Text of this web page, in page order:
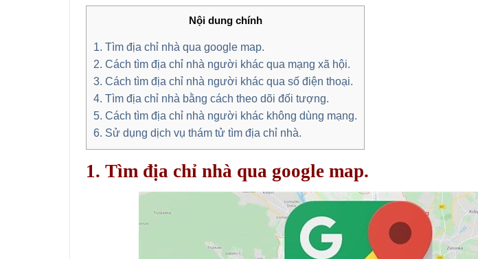
Nội dung chính
1. Tìm địa chỉ nhà qua google map.
2. Cách tìm địa chỉ nhà người khác qua mạng xã hội.
3. Cách tìm địa chỉ nhà người khác qua số điện thoại.
4. Tìm địa chỉ nhà bằng cách theo dõi đối tượng.
5. Cách tìm địa chỉ nhà người khác không dùng mạng.
6. Sử dụng dịch vụ thám tử tìm địa chỉ nhà.
1. Tìm địa chỉ nhà qua google map.